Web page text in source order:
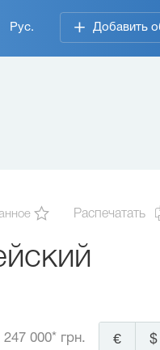
Рус. Добавить
Распечатать
247 000* грн. $
€